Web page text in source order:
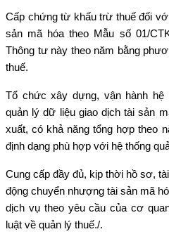
Cấp chứng từ khấu trừ thuế đối
sản mã hóa theo Mẫu số 01/
Thông tư này theo năm bằng
thuế.
Tổ chức xây dựng, vận hành hệ
quản lý dữ liệu giao dịch tài sản
xuất, có khả năng tổng hợp theo
định dạng phù hợp với hệ thống
Cung cấp đầy đủ, kịp thời hồ sơ,
động chuyển nhượng tài sản mã
dịch vụ theo yêu cầu của cơ
luật về quản lý thuế./.